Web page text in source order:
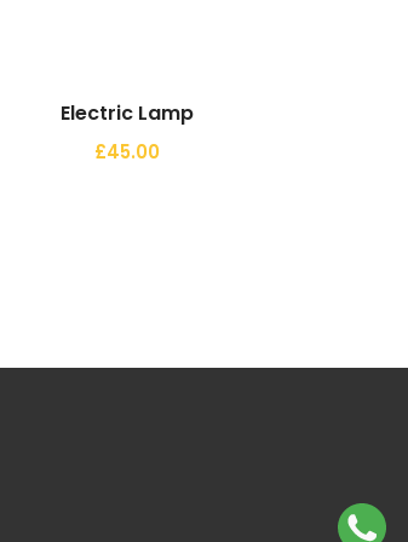
Electric Lamp
£45.00